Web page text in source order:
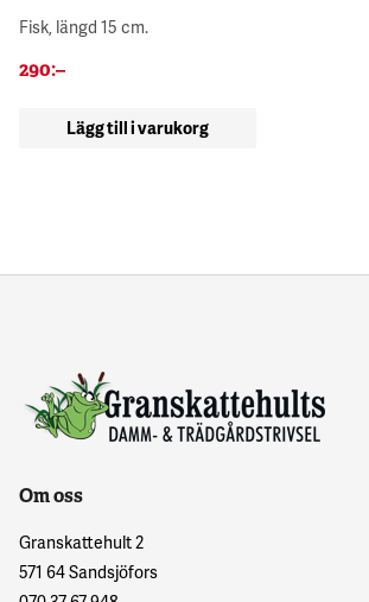
Fisk, längd 15 cm.
290:–
Lägg till i varukorg
Om oss
Granskattehult 2
571 64 Sandsjöfors